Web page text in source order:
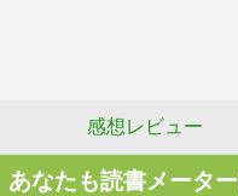
感想レビュー
あなたも読書メータ